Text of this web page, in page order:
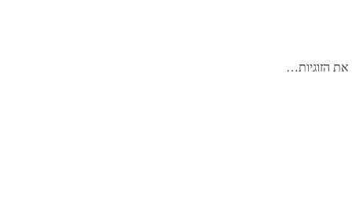
את הזוגיות…